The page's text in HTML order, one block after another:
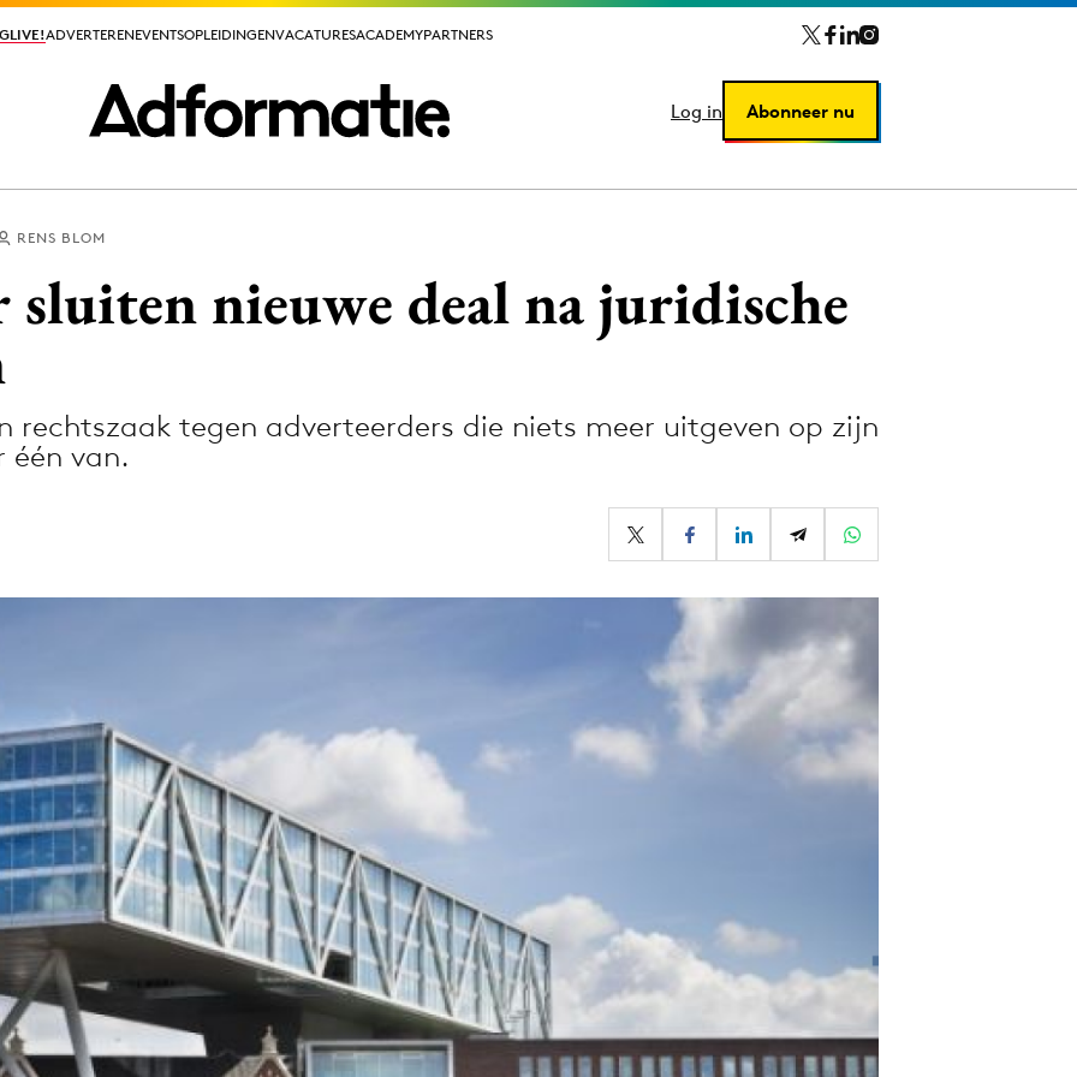
ADVERTERENEVENTSOPLEIDINGENVACATURESACADEMYPARTNERS
Log in Abonneer nu
ADVERTERENEVENTSOPLEIDINGENVACATURESACADEMYPARTNERS
Log in Abonneer nu
Media
RENS BLOM
nieuwe deal na juridische
rechtszaak tegen adverteerders die niets meer uitgeven op zijn
één van.